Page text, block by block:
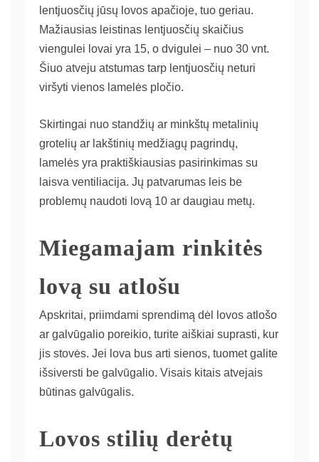
lentjuosčių jūsų lovos apačioje, tuo geriau.
Mažiausias leistinas lentjuosčių skaičius
viengulei lovai yra 15, o dvigulei – nuo 30 vnt.
Šiuo atveju atstumas tarp lentjuosčių neturi
viršyti vienos lamelės pločio.
Skirtingai nuo standžių ar minkštų metalinių
grotelių ar lakštinių medžiagų pagrindų,
lamelės yra praktiškiausias pasirinkimas su
laisva ventiliacija. Jų patvarumas leis be
problemų naudoti lovą 10 ar daugiau metų.
Miegamajam rinkitės
lovą su atlošu
Apskritai, priimdami sprendimą dėl lovos atlošo
ar galvūgalio poreikio, turite aiškiai suprasti, kur
jis stovės. Jei lova bus arti sienos, tuomet galite
išsiversti be galvūgalio. Visais kitais atvejais
būtinas galvūgalis.
Lovos stilių derėtų